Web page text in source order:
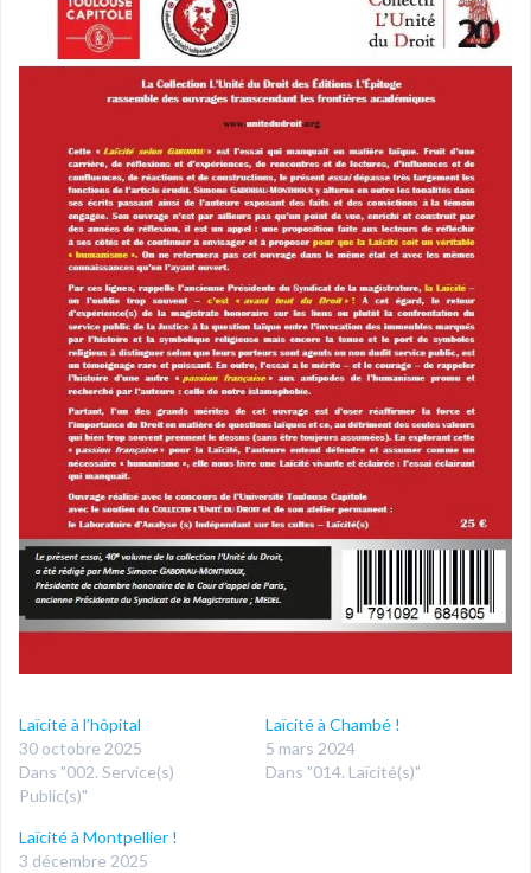
Laïcité à l’hôpital
30 octobre 2025
Dans "002. Service(s)
Public(s)"
Laïcité à Chambé !
5 mars 2024
Dans "014. Laïcité(s)"
Laïcité à Montpellier !
3 décembre 2025